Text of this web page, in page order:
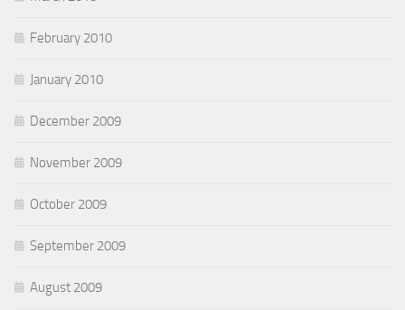
February 2010
January 2010
December 2009
November 2009
October 2009
September 2009
August 2009